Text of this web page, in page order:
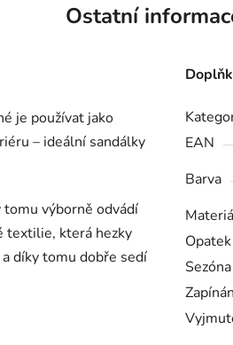
Ostatní
je používat jako
– ideální sandálky
tomu výborně odvádí
textilie, která hezky
díky tomu dobře sedí
EAN
Barva
Opatek
Sezóna